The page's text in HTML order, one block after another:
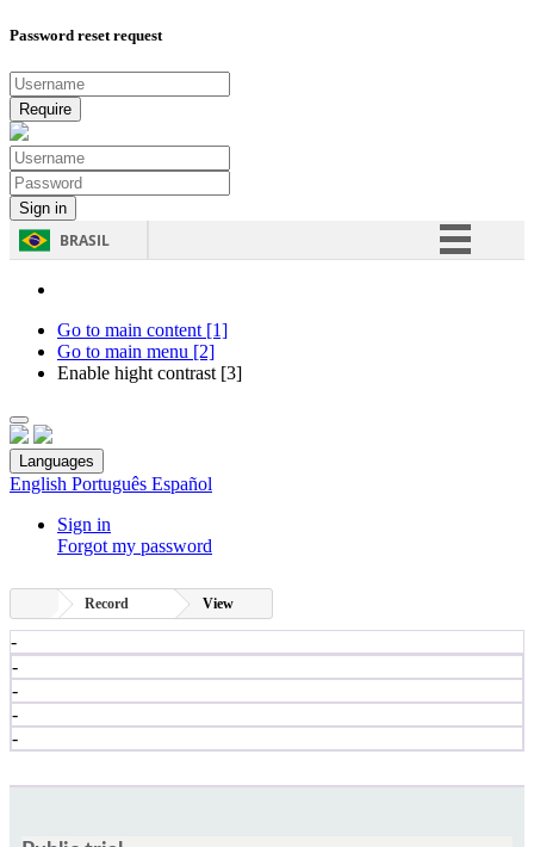
Password reset request
BRASIL
Go to main content [1]
Go to main menu [2]
Enable hight contrast [3]
Languages
English Português Español
Sign in
Forgot my password
Record View
-
-
-
-
-